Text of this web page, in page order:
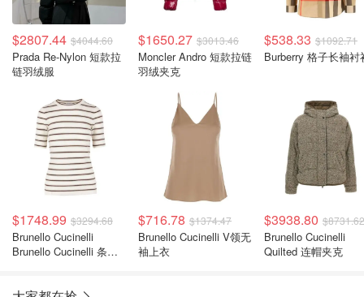
$2807.44 $4044.60
Prada Re-Nylon 短款拉
链羽绒服
$1650.27 $3013.46
Moncler Andro 短款拉链
羽绒夹克
$538.33 $1092.71
Burberry 格子长袖衬
$1748.99 $3294.68
Brunello Cucinelli
Brunello Cucinelli 条纹
$716.78 $1374.47
Brunello Cucinelli V领无
袖上衣
$3938.80 $8731.62
Brunello Cucinelli
Quilted 连帽夹克